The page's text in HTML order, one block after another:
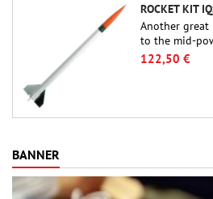
Another
to the mid-
famous
and peefect
122,50 €
BANNER